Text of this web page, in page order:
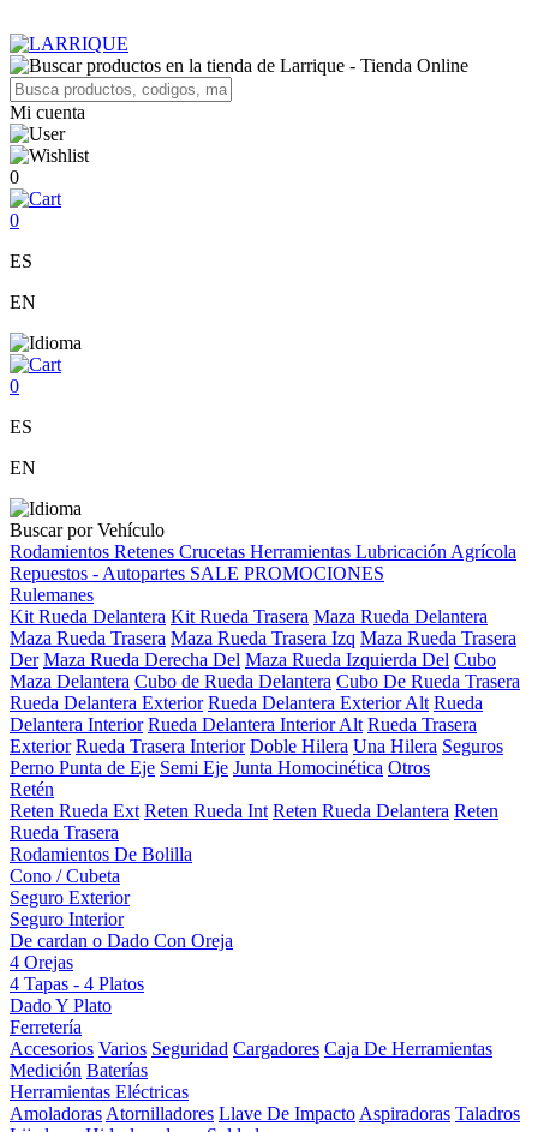
Mi cuenta
0
0
ES
EN
0
ES
EN
Buscar por Vehículo
Rodamientos Retenes Crucetas Herramientas Lubricación Agrícola
Repuestos - Autopartes SALE PROMOCIONES
Rulemanes
Kit Rueda Delantera Kit Rueda Trasera Maza Rueda Delantera
Maza Rueda Trasera Maza Rueda Trasera Izq Maza Rueda Trasera
Der Maza Rueda Derecha Del Maza Rueda Izquierda Del Cubo
Maza Delantera Cubo de Rueda Delantera Cubo De Rueda Trasera
Rueda Delantera Exterior Rueda Delantera Exterior Alt Rueda
Delantera Interior Rueda Delantera Interior Alt Rueda Trasera
Exterior Rueda Trasera Interior Doble Hilera Una Hilera Seguros
Perno Punta de Eje Semi Eje Junta Homocinética Otros
Retén
Reten Rueda Ext Reten Rueda Int Reten Rueda Delantera Reten
Rueda Trasera
Rodamientos De Bolilla
Cono / Cubeta
Seguro Exterior
Seguro Interior
De cardan o Dado Con Oreja
4 Orejas
4 Tapas - 4 Platos
Dado Y Plato
Ferretería
Accesorios Varios Seguridad Cargadores Caja De Herramientas
Medición Baterías
Herramientas Eléctricas
Amoladoras Atornilladores Llave De Impacto Aspiradoras Taladros